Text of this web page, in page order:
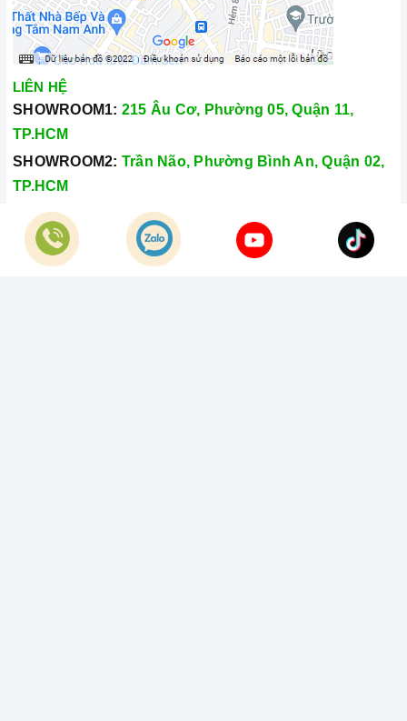
LIÊN HỆ
SHOWROOM1: 215 Âu Cơ, Phường 05, Quận 11,
TP.HCM
SHOWROOM2: Trần Não, Phường Bình An, Quận 02,
TP.HCM
Hotline:
028.66.79.8989
Khiếu nại: 0933.800.899